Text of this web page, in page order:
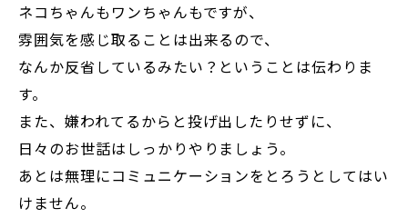
ネコちゃんもワンちゃんもですが、
雰囲気を感じ取ることは出来るので、
なんか反省しているみたい？ということは伝わりま
す。
また、嫌われてるからと投げ出したりせずに、
日々のお世話はしっかりやりましょう。
あとは無理にコミュニケーションをとろうとしてはい
けません。